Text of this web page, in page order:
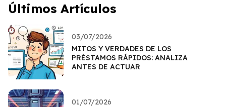
Últimos Artículos
03/07/2026
MITOS Y VERDADES DE LOS
PRÉSTAMOS RÁPIDOS: ANALIZA
ANTES DE ACTUAR
01/07/2026